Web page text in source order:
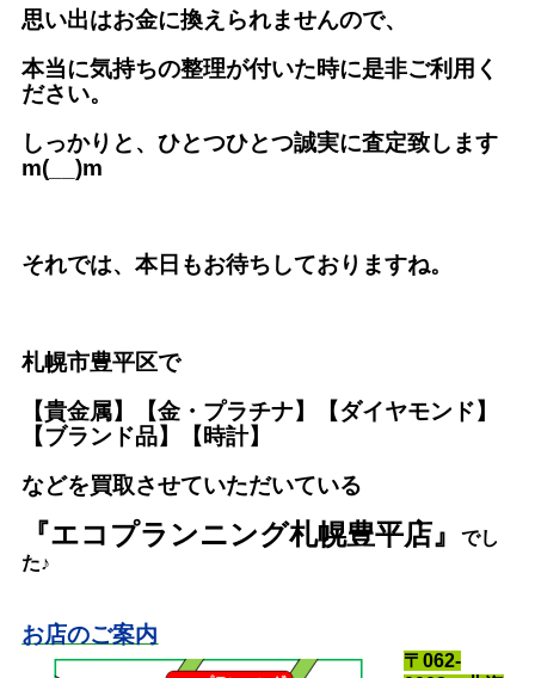
思い出はお金に換えられませんので、
本当に気持ちの整理が付いた時に是非ご利用く
ださい。
しっかりと、ひとつひとつ誠実に査定致します
m(__)m
それでは、本日もお待ちしておりますね。
札幌市豊平区で
【貴金属】【金・プラチナ】【ダイヤモンド】
【ブランド品】【時計】
などを買取させていただいている
『エコプランニング札幌豊平店』でし
た♪
お店のご案内
〒062-